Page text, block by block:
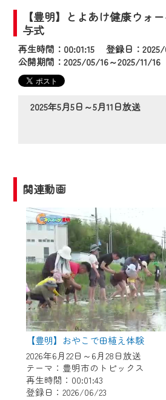
【豊明】とよあけ健康ウォ
与式
再生時間：00:01:15 登録日：
公開期間：2025/05/16～2025/11/16
2025年5月5日～5月11日放送
関連動画
【豊明】おやこで田植え体験
2026年6月22日～6月28日放送
テーマ：豊明市のトピックス
再生時間：00:01:43
登録日：2026/06/23
年9月24日からリニューアル
【変更点】
◆デザイン変更により、お
の動画コンテンツが一目瞭然
◆当社アプリやＰＣブラウ
でも・どこでも・外出先でも
2024年9月24日からはご加
ビス向上のため、
『CCNet Web TV』を利
一部コンテンツを除き、
CCNetサービスへの加入と
ページ※』へのログインが
す。
何卒、ご理解ご了承の程
いたします。
※マイページへのログイン
要となります。
※MyIDとは、CCNet Web
各種サービスをご利用頂く